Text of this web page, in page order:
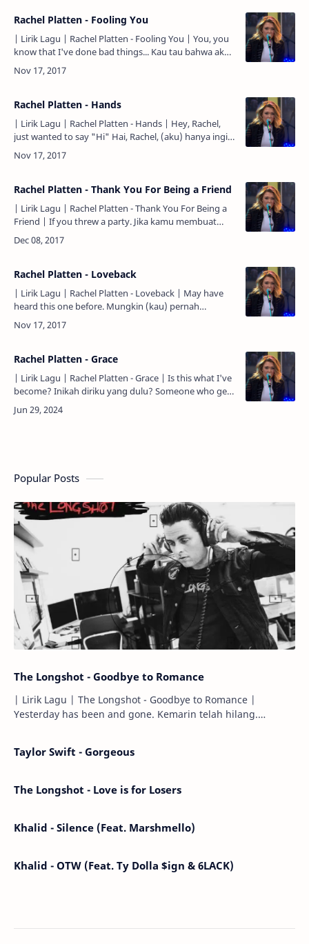
Rachel Platten - Fooling You
| Lirik Lagu | Rachel Platten - Fooling You | You, you
know that I've done bad things... Kau tau bahwa aku
telah melakukan hal-hal yang buruk... In my didn'…
Rachel Platten - Hands
| Lirik Lagu | Rachel Platten - Hands | Hey, Rachel,
just wanted to say "Hi" Hai, Rachel, (aku) hanya ingin
mengatakan "Hai". And I hope everything's going
w…
Rachel Platten - Thank You For Being a Friend
| Lirik Lagu | Rachel Platten - Thank You For Being a
Friend | If you threw a party. Jika kamu membuat
sebuah pesta. And invited everyone you knew. Dan
mengu…
Rachel Platten - Loveback
| Lirik Lagu | Rachel Platten - Loveback | May have
heard this one before. Mungkin (kau) pernah
mendengar ini sekali sebelumnya. Two people fall in
love and …
Rachel Platten - Grace
| Lirik Lagu | Rachel Platten - Grace | Is this what I've
become? Inikah diriku yang dulu? Someone who gets
jealous of someone? Seorang yang cemburu dengan
seseor…
Popular Posts
The Longshot - Goodbye to Romance
| Lirik Lagu | The Longshot - Goodbye to Romance |
Yesterday has been and gone. Kemarin telah hilang.
Taylor Swift - Gorgeous
The Longshot - Love is for Losers
Khalid - Silence (Feat. Marshmello)
Khalid - OTW (Feat. Ty Dolla $ign & 6LACK)